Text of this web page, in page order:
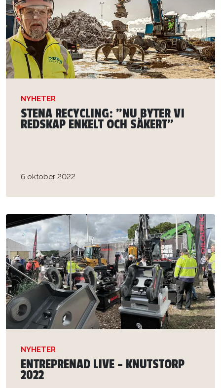
NYHETER
STENA RECYCLING: ”NU BYTER VI
REDSKAP ENKELT OCH SÄKERT”
6 oktober 2022
NYHETER
ENTREPRENAD LIVE – KNUTSTORP
2022